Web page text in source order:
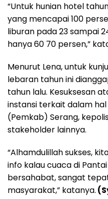
“Untuk hunian hotel
yang mencapai 100
liburan pada 23 sampai
hanya 60 70 persen,”
Menurut Lena, untuk
lebaran tahun ini
tahun lalu. Kesuksesan
instansi terkait dalam
(Pemkab) Serang,
stakeholder lainnya.
“Alhamdulillah sukses,
info kalau cuaca di
bersahabat, sangat
masyarakat,” katanya.